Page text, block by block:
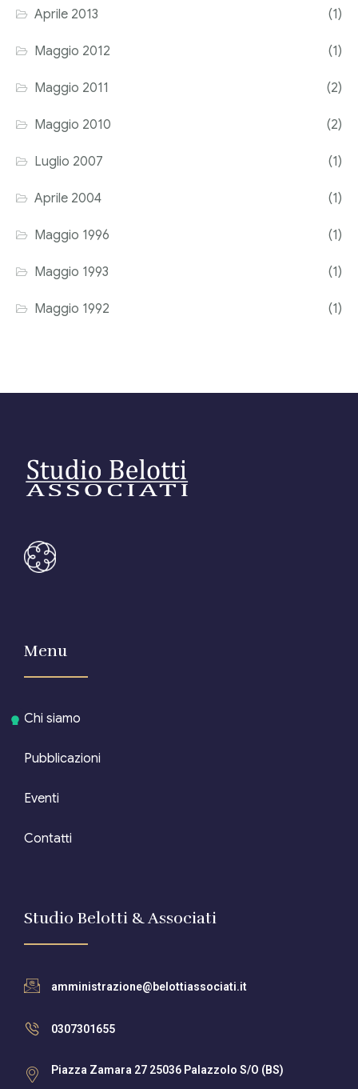
Aprile 2013 (1)
Maggio 2012 (1)
Maggio 2011 (2)
Maggio 2010 (2)
Luglio 2007 (1)
Aprile 2004 (1)
Maggio 1996 (1)
Maggio 1993 (1)
Maggio 1992 (1)
Menu
Chi siamo
Pubblicazioni
Eventi
Contatti
Studio Belotti & Associati
amministrazione@belottiassociati.it
0307301655
Piazza Zamara 27 25036 Palazzolo S/O (BS)